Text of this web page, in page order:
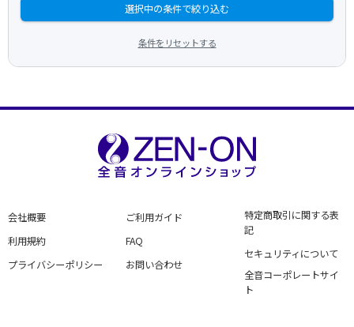
選択中の条件で絞り込む
条件をリセットする
会社概要
利用規約
プライバシーポリシー
ご利用ガイド
FAQ
お問い合わせ
特定商取引に関する表
記
セキュリティについて
全音コーポレートサイ
ト